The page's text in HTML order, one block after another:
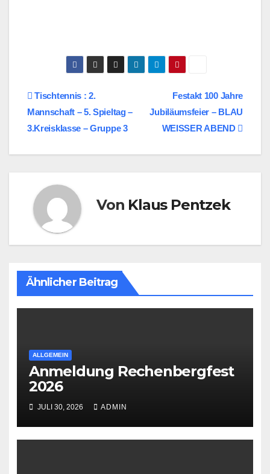
BeitragsnavigationFestakt 100 Jahre
Jubiläumsfeier – BLAU
WEISSER ABEND
Tischtennis : 2.
Mannschaft – 5. Spieltag –
3.Kreisklasse – Gruppe 3
Von Klaus Pentzek
Ähnlicher Beitrag
ALLGEMEIN
Anmeldung Rechenbergfest
2026
JULI 30, 2026 ADMIN